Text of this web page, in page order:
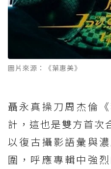
圖片來源：《葉惠美》
聶永真操刀周杰倫
計，這也是雙方首次
以復古攝影語彙與
圍，呼應專輯中強